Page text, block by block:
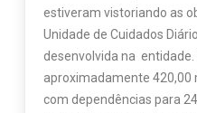
estiveram vistoriando as
Unidade de Cuidados
desenvolvida na entidade.
aproximadamente 420,00
com dependências para